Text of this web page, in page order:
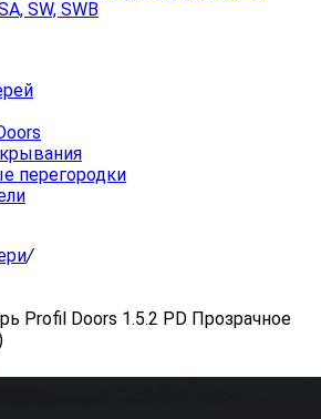
SW, SWB
перегородки
/
Profil Doors 1.5.2 PD Прозрачное